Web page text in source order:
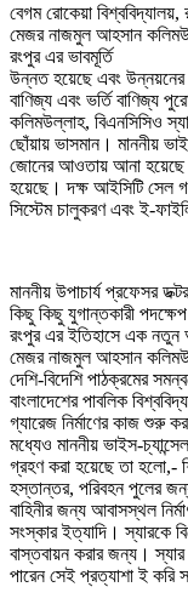
বেগম রোকেয়া
মেজর নাজমুল আহসান
রংপুর এর ভাবমূর্তি
উন্নত হয়েছে এবং উন্নয়নের
বাণিজ্য এবং ভর্তি বাণিজ্য
কলিমউল্লাহ, বিএনসিসিও
ছোঁয়ায় ভাসমান। মাননীয়
জোনের আওতায় আনা হয়েছে
হয়েছে। দক্ষ আইসিটি সেল
সিস্টেম চালুকরণ এবং ই-
মাননীয় উপাচার্য প্রফেসর
কিছু কিছু যুগান্তকারী
রংপুর এর ইতিহাসে এক নতুন
মেজর নাজমুল আহসান
দেশি-বিদেশি পাঠক্রমের
বাংলাদেশের পাবলিক
গ্যারেজ নির্মাণের কাজ শুরু
মধ্যেও মাননীয় ভাইস-
গ্রহণ করা হয়েছে তা হলো,-
হস্তান্তর, পরিবহন পুলের
বাহিনীর জন্য আবাসস্থল
সংস্কার ইত্যাদি। স্যারকে
বাস্তবায়ন করার জন্য।
পারেন সেই প্রত্যাশা ই করি